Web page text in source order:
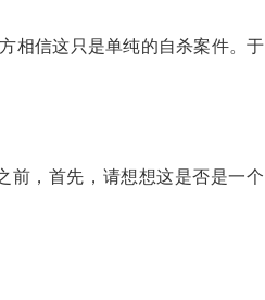
相信这只是单纯的自杀案件。于
前，首先，请想想这是否是一个